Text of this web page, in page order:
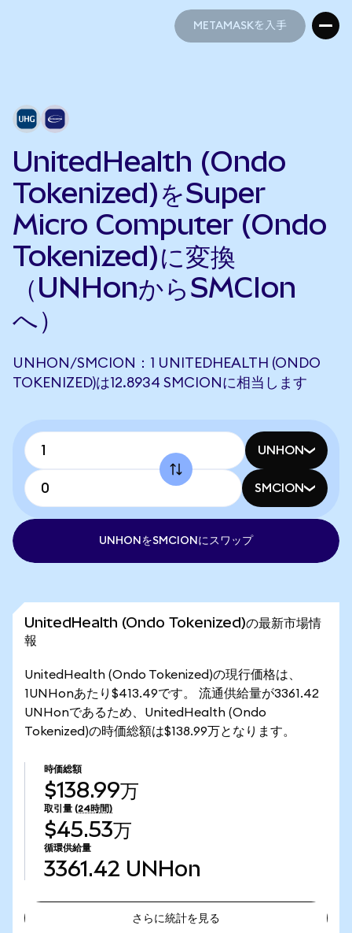
METAMASKを入手
UnitedHealth (Ondo
Tokenized)をSuper
Micro Computer (Ondo
Tokenized)に変換
（UNHonからSMCIon
へ）
UNHON/SMCION：1 UNITEDHEALTH (ONDO
TOKENIZED)は12.8934 SMCIONに相当します
UNHON
SMCION
UNHONをSMCIONにスワップ
UnitedHealth (Ondo Tokenized)の最新市場情
報
UnitedHealth (Ondo Tokenized)の現行価格は、
1UNHonあたり$413.49です。 流通供給量が3361.42
UNHonであるため、UnitedHealth (Ondo
Tokenized)の時価総額は$138.99万となります。
時価総額
$138.99万
取引量 (24時間)
$45.53万
循環供給量
3361.42 UNHon
さらに統計を見る